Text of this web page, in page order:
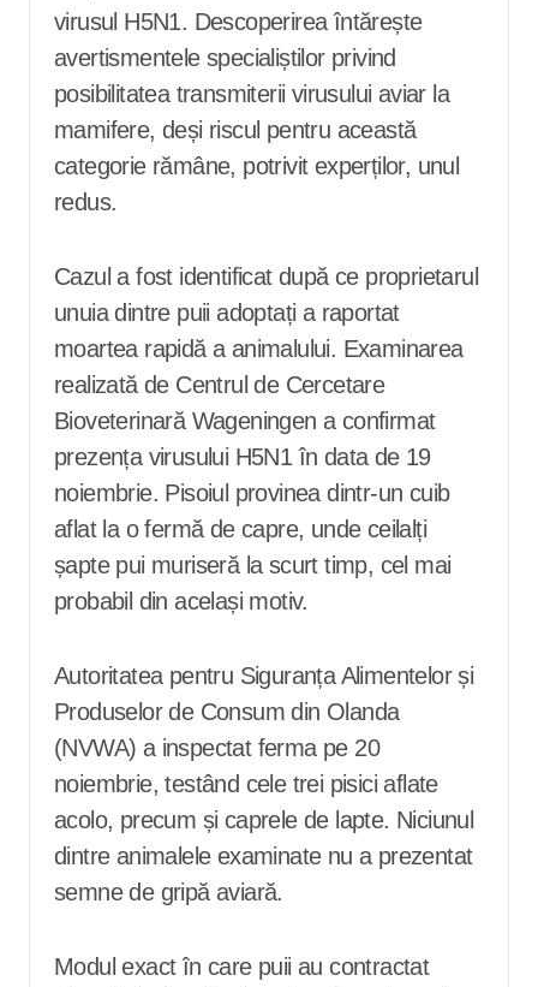
virusul H5N1. Descoperirea întărește
avertismentele specialiștilor privind
posibilitatea transmiterii virusului aviar la
mamifere, deși riscul pentru această
categorie rămâne, potrivit experților, unul
redus.
Cazul a fost identificat după ce proprietarul
unuia dintre puii adoptați a raportat
moartea rapidă a animalului. Examinarea
realizată de Centrul de Cercetare
Bioveterinară Wageningen a confirmat
prezența virusului H5N1 în data de 19
noiembrie. Pisoiul provinea dintr-un cuib
aflat la o fermă de capre, unde ceilalți
șapte pui muriseră la scurt timp, cel mai
probabil din același motiv.
Autoritatea pentru Siguranța Alimentelor și
Produselor de Consum din Olanda
(NVWA) a inspectat ferma pe 20
noiembrie, testând cele trei pisici aflate
acolo, precum și caprele de lapte. Niciunul
dintre animalele examinate nu a prezentat
semne de gripă aviară.
Modul exact în care puii au contractat